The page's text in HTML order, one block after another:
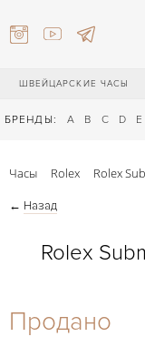
ШВЕЙЦАРСКИЕ ЧАСЫ
БРЕНДЫ: A B C D E
27-44
Часы Rolex Rolex
← Назад
Rolex
Продано